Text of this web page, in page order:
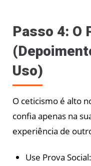
Passo 4: O
Uso)
O ceticismo é alto
confia apenas na
experiência de
Use Prova